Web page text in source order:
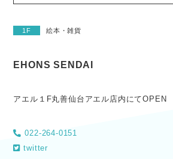
1F 絵本・雑貨
EHONS SENDAI
アエル１F丸善仙台アエル店内にてOPEN
022-264-0151
twitter